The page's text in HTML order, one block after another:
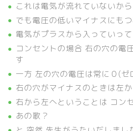
これは電気が流れていないか
でも電圧の低いマイナスにも
電気がプラスから入っていっ
コンセントの場合 右の穴の電
す
一方 左の穴の電圧は常に０(
右の穴がマイナスのときは左
右から左へということは コン
あの歌？